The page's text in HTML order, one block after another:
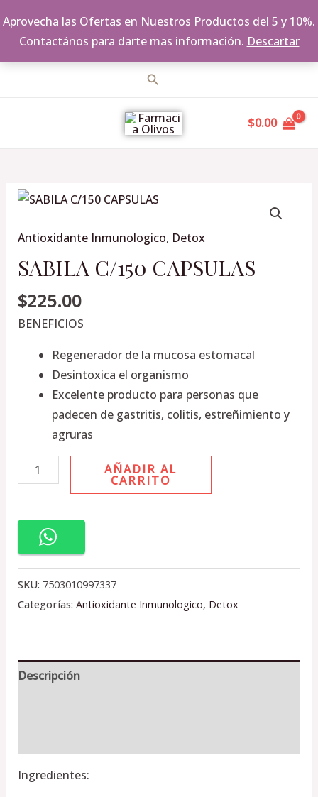
Aprovecha las Ofertas en Nuestros Productos del 5 y 10%.
Contactános para darte mas información. Descartar
Buscar
$0.00
Antioxidante Inmunologico, Detox
SABILA C/150 CAPSULAS
$225.00
BENEFICIOS
Regenerador de la mucosa estomacal
Desintoxica el organismo
Excelente producto para personas que
padecen de gastritis, colitis, estreñimiento y
agruras
SABILA
CAPSULAS
cantidad
AÑADIR AL
CARRITO
SKU: 7503010997337
Categorías: Antioxidante Inmunologico, Detox
Descripción
Ingredientes: